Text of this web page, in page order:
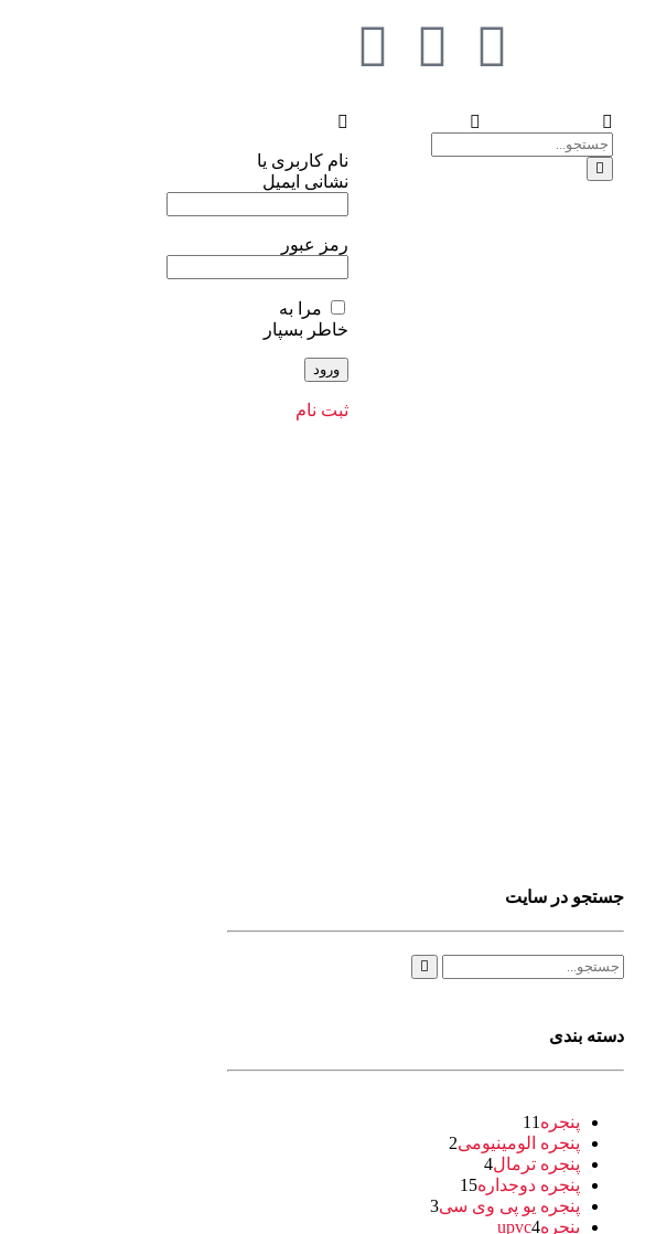
نام کاربری یا
نشانی ایمیل
رمز عبور
مرا به
خاطر بسپار
ثبت نام
جستجو در سایت
دسته بندی
پنجره 11
پنجره الومینیومی2
پنجره ترمال4
پنجره دوجداره15
پنجره یو پی وی سی3
پنجرهupvc4